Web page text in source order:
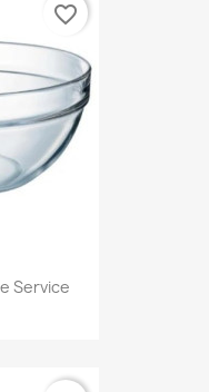
Service
favorite_border